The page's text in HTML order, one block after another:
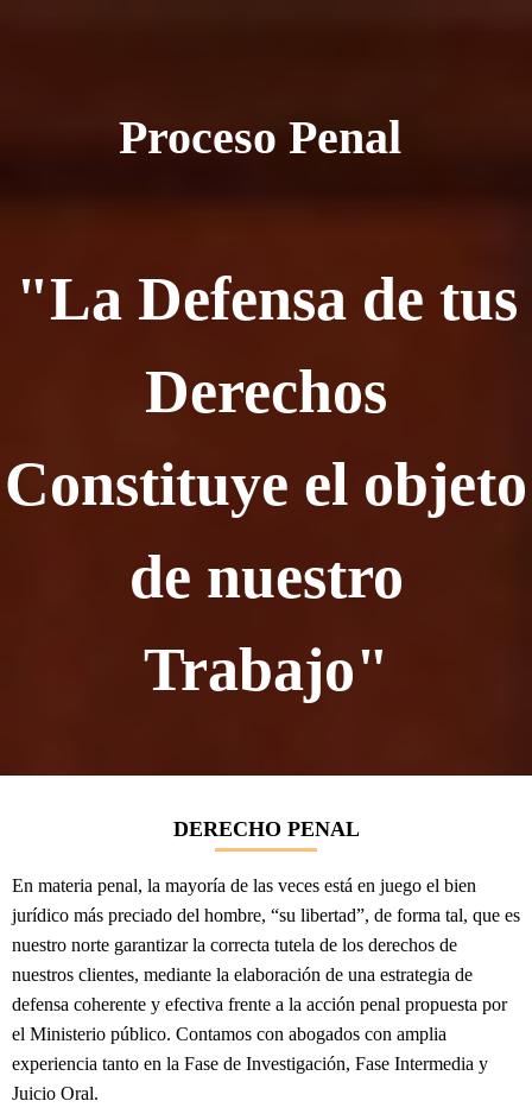
Proceso Penal
"La Defensa de tus
Derechos
Constituye el objeto
de nuestro
Trabajo"
DERECHO PENAL
En materia penal, la mayoría de las veces está en juego el bien
jurídico más preciado del hombre, “su libertad”, de forma tal, que es
nuestro norte garantizar la correcta tutela de los derechos de
nuestros clientes, mediante la elaboración de una estrategia de
defensa coherente y efectiva frente a la acción penal propuesta por
el Ministerio público. Contamos con abogados con amplia
experiencia tanto en la Fase de Investigación, Fase Intermedia y
Juicio Oral.